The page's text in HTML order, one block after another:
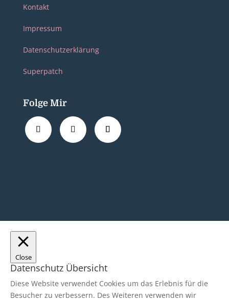
Kontakt
Impressum
Datenschutzerklärung
Superpatch
Folge Mir
Close
Datenschutz Übersicht
Diese Website verwendet Cookies um das Erlebnis für die
Besucher zu verbessern. Des Weiteren verwenden wir